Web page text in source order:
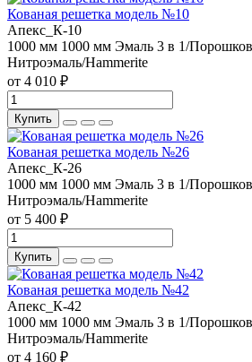
Кованая решетка модель №10
Апекс_К-10
1000 мм 1000 мм Эмаль 3 в 1/
Нитроэмаль/Hammerite
от 4 010 ₽
Купить
Кованая решетка модель №26
Апекс_К-26
1000 мм 1000 мм Эмаль 3 в 1/
Нитроэмаль/Hammerite
от 5 400 ₽
Купить
Кованая решетка модель №42
Апекс_К-42
1000 мм 1000 мм Эмаль 3 в 1/
Нитроэмаль/Hammerite
от 4 160 ₽